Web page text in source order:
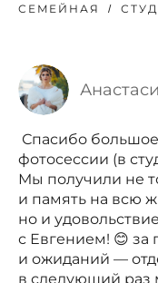
СЕМЕЙНАЯ
Спасибо
фотосессии (в
Мы получили не
и память на всю
но и
с Евгением! 😊
и ожиданий —
в следующий